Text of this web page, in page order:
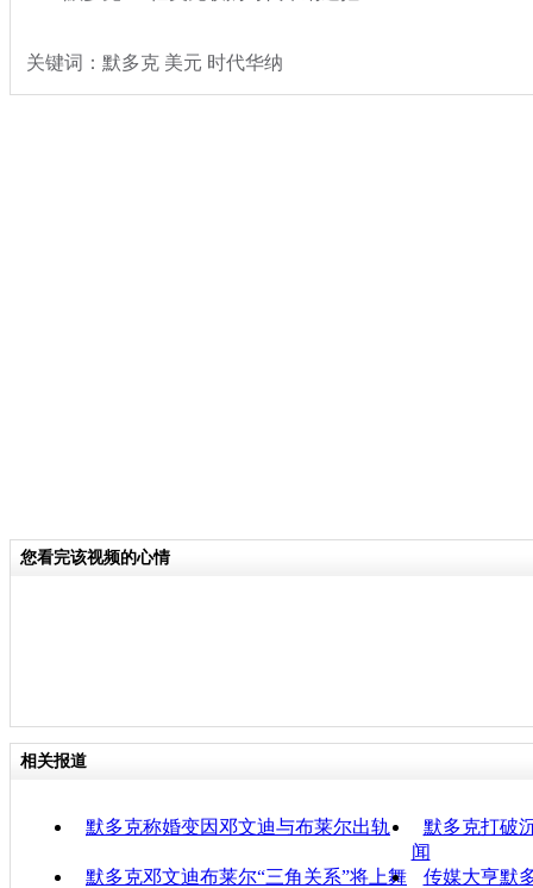
关键词：默多克 美元 时代华纳
您看完该视频的心情
相关报道
默多克称婚变因邓文迪与布莱尔出轨
默多克打破
闻
默多克邓文迪布莱尔“三角关系”将上舞
传媒大亨默